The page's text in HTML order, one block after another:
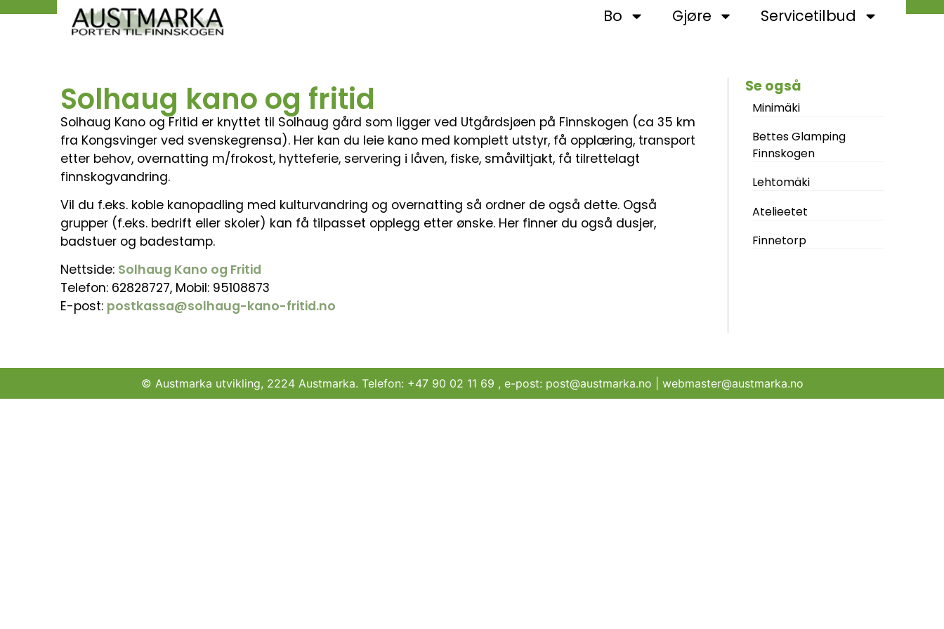
Bo Gjøre Servicetilbud
Solhaug kano og fritid
Solhaug Kano og Fritid er knyttet til Solhaug gård som ligger ved Utgårdsjøen på Finnskogen (ca 35 km
fra Kongsvinger ved svenskegrensa). Her kan du leie kano med komplett utstyr, få opplæring, transport
etter behov, overnatting m/frokost, hytteferie, servering i låven, fiske, småviltjakt, få tilrettelagt
finnskogvandring.
Vil du f.eks. koble kanopadling med kulturvandring og overnatting så ordner de også dette. Også
grupper (f.eks. bedrift eller skoler) kan få tilpasset opplegg etter ønske. Her finner du også dusjer,
badstuer og badestamp.
Nettside: Solhaug Kano og Fritid
Telefon: 62828727, Mobil: 95108873
E-post: postkassa@solhaug-kano-fritid.no
Se også
Minimäki
Bettes Glamping
Finnskogen
Lehtomäki
Atelieetet
Finnetorp
© Austmarka utvikling, 2224 Austmarka. Telefon: +47 90 02 11 69 , e-post: post@austmarka.no | webmaster@austmarka.no